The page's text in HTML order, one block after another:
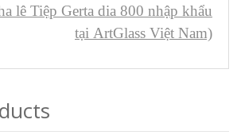
lê Tiệp Gerta dia 800 nhập khẩu
tại ArtGlass Việt Nam)